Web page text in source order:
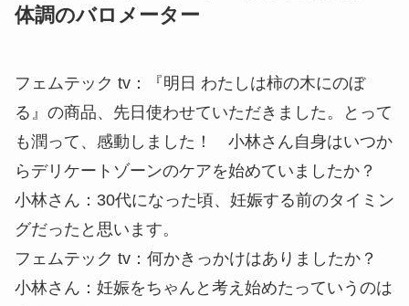
体調のバロメーター
フェムテック tv ：『明日 わたしは柿の木にのぼ
る』の商品、先日使わせていただきました。とって
も潤って、感動しました！ 小林さん自身はいつか
らデリケートゾーンのケアを始めていましたか？
小林さん ：30代になった頃、妊娠する前のタイミン
グだったと思います。
フェムテック tv ：何かきっかけはありましたか？
小林さん ：妊娠をちゃんと考え始めたっていうのは